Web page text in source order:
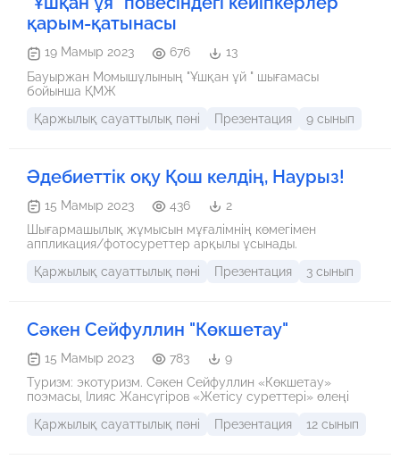
қарым-қатынасы
19 Мамыр 2023 676
13
Бауыржан Момышұлының "Ұшқан ұй " шығамасы
бойынша ҚМЖ
Қаржылық сауаттылық пәні
Презентация 9 сынып
Әдебиеттік оқу Қош келдің, Наурыз!
15 Мамыр 2023 436
2
Шығармашылық жұмысын мұғалімнің көмегімен
аппликация/фотосуреттер арқылы ұсынады.
Қаржылық сауаттылық пәні
Презентация 3 сынып
Сәкен Сейфуллин "Көкшетау"
15 Мамыр 2023 783
9
Туризм: экотуризм. Сәкен Сейфуллин «Көкшетау»
поэмасы, Ілияс Жансүгіров «Жетісу суреттері» өлеңі
Қаржылық сауаттылық пәні
Презентация 12 сынып